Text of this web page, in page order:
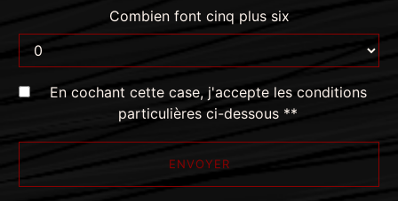
Combien font cinq plus six
En cochant cette case, j'accepte les conditions
particulières ci-dessous **
ENVOYER